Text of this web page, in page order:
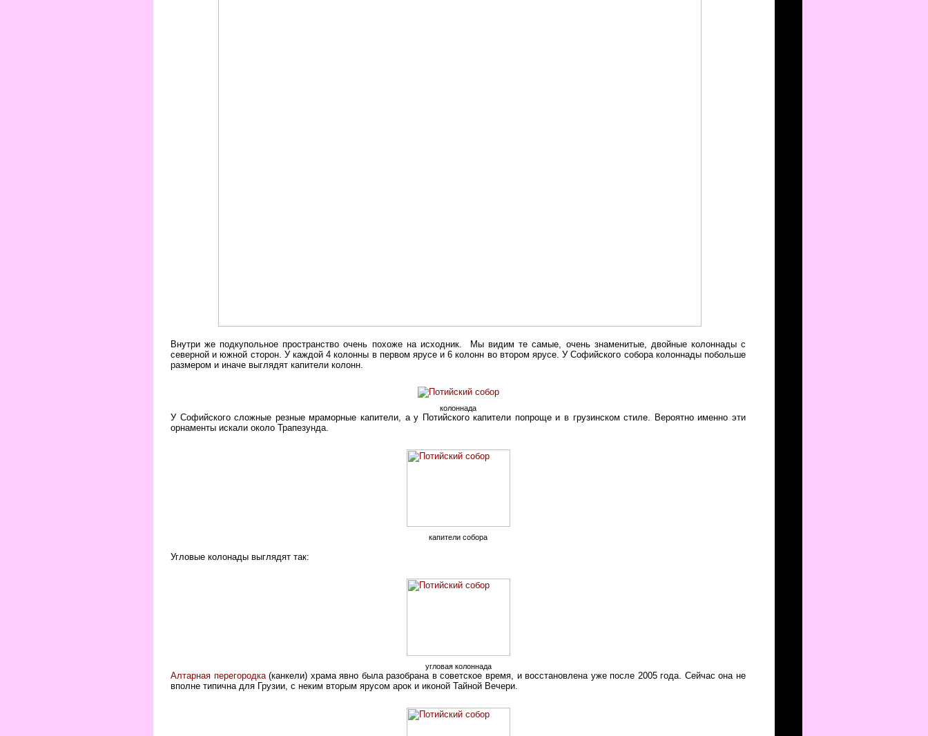
Внутри же подкупольное пространство очень похоже на исходник. Мы видим те самые, очень знаменитые, двойные колоннады с
северной и южной сторон. У каждой 4 колонны в первом ярусе и 6 колонн во втором ярусе. У Софийского собора колоннады побольше
размером и иначе выглядят капители колонн.
колоннада
У Софийского сложные резные мраморные капители, а у Потийского капители попроще и в грузинском стиле. Вероятно именно эти
орнаменты искали около Трапезунда.
капители собора
Угловые колонады выглядят так:
угловая колоннада
Алтарная перегородка(канкели) храма явно была разобрана в советское время, и восстановлена уже после 2005 года. Сейчас она не
вполне типична для Грузии, с неким вторым ярусом арок и иконой Тайной Вечери.